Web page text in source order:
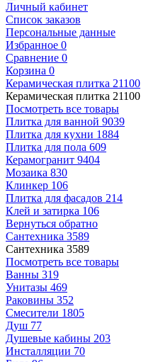
Личный кабинет
Список заказов
Персональные данные
Избранное 0
Сравнение 0
Корзина 0
Керамическая плитка 21100
Керамическая плитка 21100
Посмотреть все товары
Плитка для ванной 9039
Плитка для кухни 1884
Плитка для пола 609
Керамогранит 9404
Мозаика 830
Клинкер 106
Плитка для фасадов 214
Клей и затирка 106
Вернуться обратно
Сантехника 3589
Сантехника 3589
Посмотреть все товары
Ванны 319
Унитазы 469
Раковины 352
Смесители 1805
Душ 77
Душевые кабины 203
Инсталляции 70